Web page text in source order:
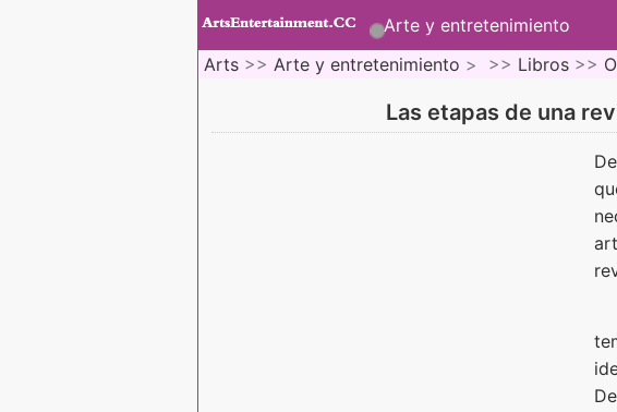
Arte y entretenimiento
Arts >> Arte y entretenimiento > >> Libros >>
Las etapas de una